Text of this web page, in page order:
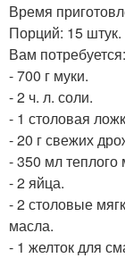
Время
Порций: 15 штук.
Вам потребуется:
- 700 г муки.
- 2 ч. л. соли.
- 1 столовая
- 20 г свежих
- 350 мл теплого
- 2 яйца.
- 2 столовые
масла.
- 1 желток для